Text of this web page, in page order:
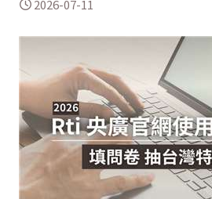
以全面自保
2026-07-11